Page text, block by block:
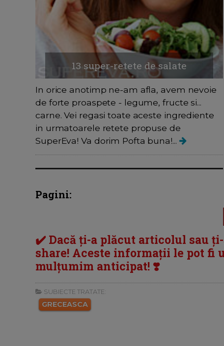
13 super-retete de salate
In orice anotimp ne-am afla, avem nevoie
de forte proaspete - legume, fructe si...
carne. Vei regasi toate aceste ingrediente
in urmatoarele retete propuse de
SuperEva! Va dorim Pofta buna!...
Pagini:
✔️ Dacă ți-a plăcut articolul sau
share! Aceste informații le pot fi
mulțumim anticipat! ❣️
SUBIECTE TRATATE:
GRECEASCA